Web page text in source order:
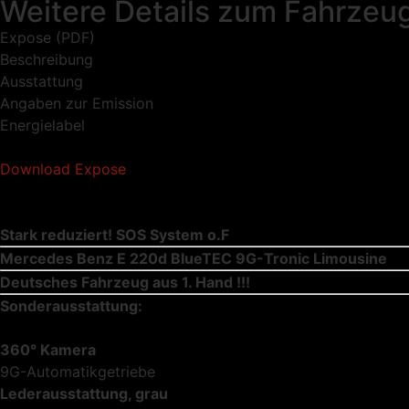
Weitere Details zum
Expose (PDF)
Beschreibung
Ausstattung
Angaben zur Emission
Energielabel
Download Expose
Stark reduziert! SOS System o.F
Mercedes Benz E 220d BlueTEC 9G-Tronic Limousine
Deutsches Fahrzeug aus 1. Hand !!!
Sonderausstattung:
360° Kamera
9G-Automatikgetriebe
Lederausstattung, grau